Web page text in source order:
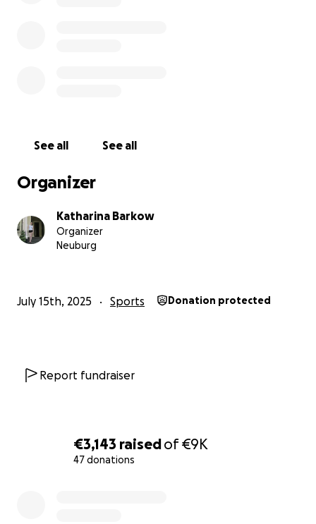
€3,143 raisedof€9K
47 donations
können wir allein nicht stemmen.
➡️ Darum bitten wir euch um eure Hilfe. Jeder Euro
zählt, um das Trainingslager zu retten und den
Wiederaufbau zu ermöglichen.
✅ Teilt diesen Aufruf mit Freundinnen, Familie und
Lasst uns gemeinsam dafür sorgen, dass unser
Trainingslager auch 2026 ein Ort der Gemeinschaft,
Euer Tai-Do-Jitsu e.V.
See all See all
Organizer
Katharina Barkow
Organizer
Neuburg
July 15th, 2025 Sports Donation protected
Report fundraiser